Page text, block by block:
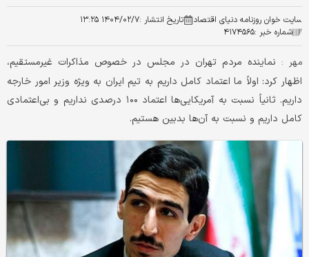
سایت خوان روزنامه دنیای اقتصاد تاریخ انتشار :۱۴۰۴/۰۲/۷ ۱۳:۲۵
شماره خبر :۴۱۷۴۵۶۵
مهر : نماینده مردم تهران در مجلس در خصوص مذاکرات غیرمستقیم،
اظهار کرد: اولاً ما اعتماد کامل داریم به تیم ایران به ویژه وزیر امور خارجه
داریم. ثانیاً نسبت به آمریکایی‌ها اعتماد ۱۰۰ درصدی نداریم و بی‌اعتمادی
کامل داریم و نسبت به آن‌ها بدبین هستیم.